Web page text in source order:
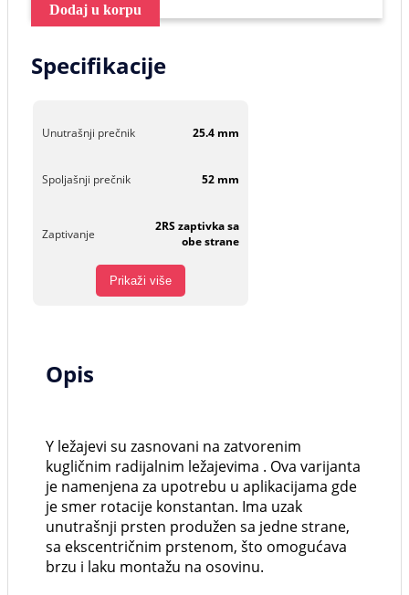
Dodaj u korpu
Specifikacije
Unutrašnji prečnik 25.4 mm
Spoljašnji prečnik 52 mm
Zaptivanje
2RS zaptivka sa
obe strane
Prikaži više
Opis
Y ležajevi su zasnovani na zatvorenim
kugličnim radijalnim ležajevima . Ova varijanta
je namenjena za upotrebu u aplikacijama gde
je smer rotacije konstantan. Ima uzak
unutrašnji prsten produžen sa jedne strane,
sa ekscentričnim prstenom, što omogućava
brzu i laku montažu na osovinu.